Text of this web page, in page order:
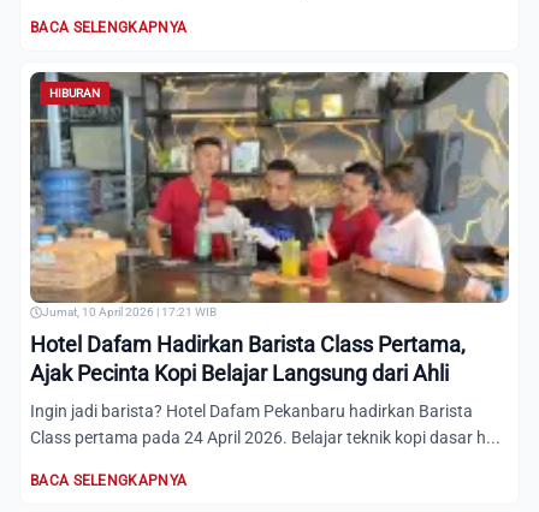
BACA SELENGKAPNYA
HIBURAN
Jumat, 10 April 2026 | 17:21 WIB
Hotel Dafam Hadirkan Barista Class Pertama,
Ajak Pecinta Kopi Belajar Langsung dari Ahli
Ingin jadi barista? Hotel Dafam Pekanbaru hadirkan Barista
Class pertama pada 24 April 2026. Belajar teknik kopi dasar h...
BACA SELENGKAPNYA